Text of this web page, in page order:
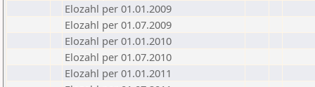
Elozahl per 01.01.2009
Elozahl per 01.07.2009
Elozahl per 01.01.2010
Elozahl per 01.07.2010
Elozahl per 01.01.2011